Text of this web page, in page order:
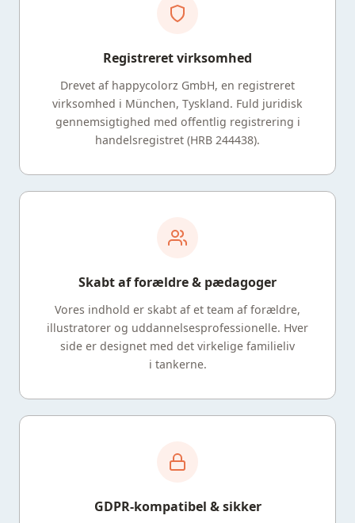
Registreret virksomhed
Drevet af happycolorz GmbH, en registreret
virksomhed i München, Tyskland. Fuld juridisk
gennemsigtighed med offentlig registrering i
handelsregistret (HRB 244438).
Skabt af forældre & pædagoger
Vores indhold er skabt af et team af forældre,
illustratorer og uddannelsesprofessionelle. Hver
side er designet med det virkelige familieliv
i tankerne.
GDPR-kompatibel & sikker